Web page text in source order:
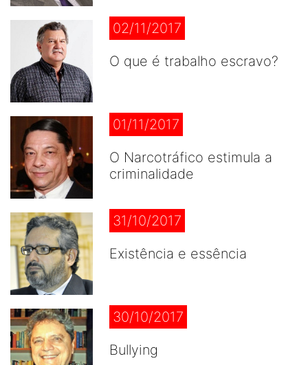
02/11/2017
O que é trabalho escravo?
01/11/2017
O Narcotráfico estimula a
criminalidade
31/10/2017
Existência e essência
30/10/2017
Bullying